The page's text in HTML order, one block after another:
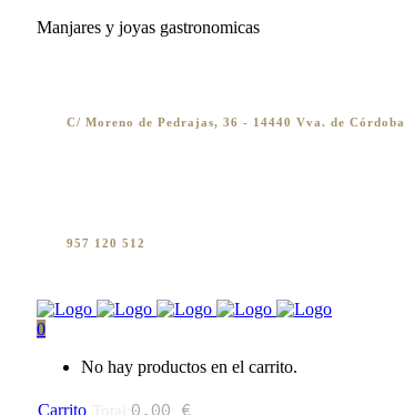
Manjares y joyas gastronomicas
C/ Moreno de Pedrajas, 36 - 14440 Vva. de Córdoba
957 120 512
0
No hay productos en el carrito.
Carrito 0,00 €